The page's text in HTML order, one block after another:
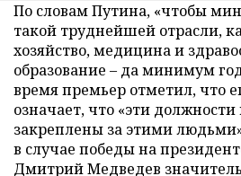
По словам Путина, «чтобы
такой труднейшей отрасли,
хозяйство, медицина и
образование – да минимум
время премьер отметил, что
означает, что «эти
закреплены за этими
в случае победы на
Дмитрий Медведев